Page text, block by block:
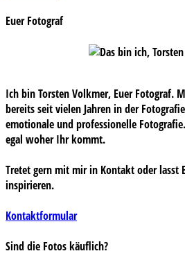
Euer Fotograf
Ich bin Torsten Volkmer, Euer Fotograf.
bereits seit vielen Jahren in der
emotionale und professionelle
egal woher Ihr kommt.
Tretet gern mit mir in Kontakt oder lasst
inspirieren.
Kontaktformular
Sind die Fotos käuflich?